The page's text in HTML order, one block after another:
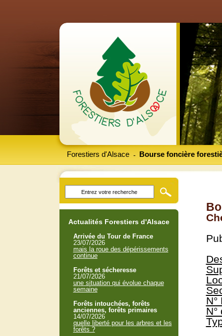
Forestiers d'Alsace Bourse foncière
-
N°
N°
Actualités Forestiers d'Alsace
Arrivée du Tour de France
23/07/2026
mais la roue des dépérissements
continue
Forêts et sécheresse
21/07/2026
une situation qui évolue chaque
semaine
Forêts intouchées, forêts
anciennes, forêts primaires
14/07/2026
quelle liberté pour les arbres et les
forêts ?